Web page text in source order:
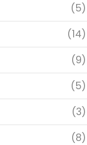
(5)
(14)
(9)
(5)
(3)
(8)